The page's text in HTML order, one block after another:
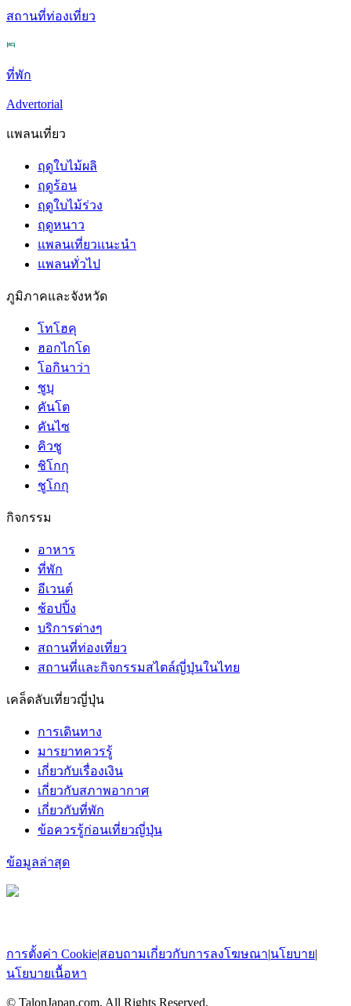
สถานที่ท่องเที่ยว
ที่พัก
Advertorial
แพลนเที่ยว
ฤดูใบไม้ผลิ
ฤดูร้อน
ฤดูใบไม้ร่วง
ฤดูหนาว
แพลนเที่ยวแนะนำ
แพลนทั่วไป
ภูมิภาคและจังหวัด
โทโฮคุ
ฮอกไกโด
โอกินาว่า
ชูบุ
คันโต
คันไซ
คิวชู
ชิโกกุ
ชูโกกุ
กิจกรรม
อาหาร
ที่พัก
อีเวนต์
ช้อปปิ้ง
บริการต่างๆ
สถานที่ท่องเที่ยว
สถานที่และกิจกรรมสไตล์ญี่ปุ่นในไทย
เคล็ดลับเที่ยวญี่ปุ่น
การเดินทาง
มารยาทควรรู้
เกี่ยวกับเรื่องเงิน
เกี่ยวกับสภาพอากาศ
เกี่ยวกับที่พัก
ข้อควรรู้ก่อนเที่ยวญี่ปุ่น
ข้อมูลล่าสุด
การตั้งค่า Cookie|สอบถามเกี่ยวกับการลงโฆษณา|นโยบาย|
นโยบายเนื้อหา
© TalonJapan.com, All Rights Reserved.